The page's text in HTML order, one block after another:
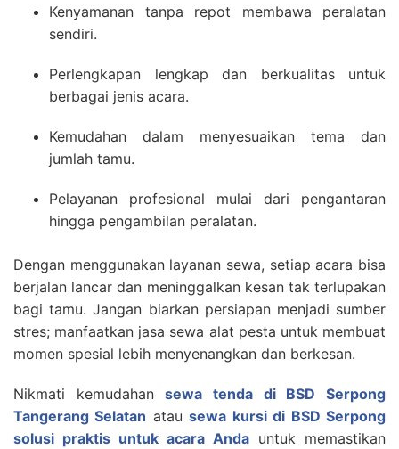
Kenyamanan tanpa repot membawa peralatan
sendiri.
Perlengkapan lengkap dan berkualitas untuk
berbagai jenis acara.
Kemudahan dalam menyesuaikan tema dan
jumlah tamu.
Pelayanan profesional mulai dari pengantaran
hingga pengambilan peralatan.
Dengan menggunakan layanan sewa, setiap acara bisa
berjalan lancar dan meninggalkan kesan tak terlupakan
bagi tamu. Jangan biarkan persiapan menjadi sumber
stres; manfaatkan jasa sewa alat pesta untuk membuat
momen spesial lebih menyenangkan dan berkesan.
Nikmati kemudahansewa tenda di BSD Serpong
Tangerang Selatan atausewa kursi di BSD Serpong
solusi praktis untuk acara Anda untuk memastikan